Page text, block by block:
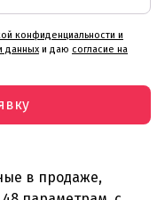
конфиденциальности и
данных и даю согласие на
в продаже,